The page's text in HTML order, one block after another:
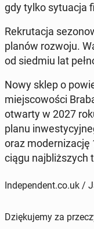
gdy tylko sy­tu­acja
Re­kru­ta­cja
planów rozwoju.
od siedmiu lat
Nowy sklep o
miej­sco­wo­ści
otwarty w 2027
planu
oraz mo­der­ni­za­cję
ciągu naj­bliż­szych
Independent.co.uk /
Dziękujemy za